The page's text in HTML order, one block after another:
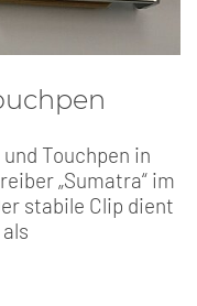
Touchpen in
„Sumatra“ im
stabile Clip dient